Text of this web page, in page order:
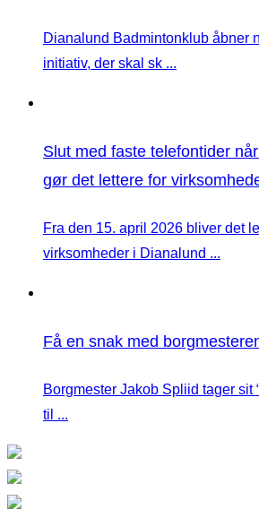
Dianalund Badmintonklub åbner
initiativ, der skal sk ...
Slut med faste telefontider
gør det lettere for
Fra den 15. april 2026 bliver det
virksomheder i Dianalund ...
Få en snak med
Borgmester Jakob Spliid tager sit
til ...